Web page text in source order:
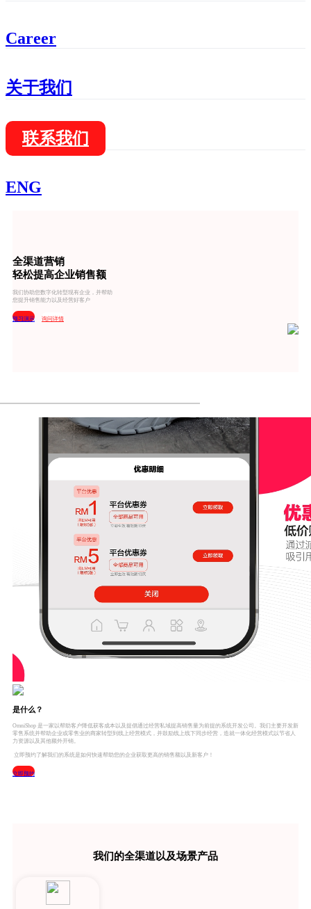
Career
关于我们
联系我们
ENG
全渠道营销
轻松提高企业销售额
我们协助您数字化转型现有企业，并帮助
您提升销售能力以及经营好客户
预习演示 询问详情
是什么？
OmniShop 是一家以帮助客户降低获客成本以及提倡通过经营私域提高销售量为前提的系统开发公司。我们主要开发新
零售系统并帮助企业或零售业的商家转型到线上经营模式，并鼓励线上线下同步经营，造就一体化经营模式以节省人
力资源以及其他额外开销。
立即预约了解我们的系统是如何快速帮助您的企业获取更高的销售额以及新客户！
立即预约
我们的全渠道以及场景产品